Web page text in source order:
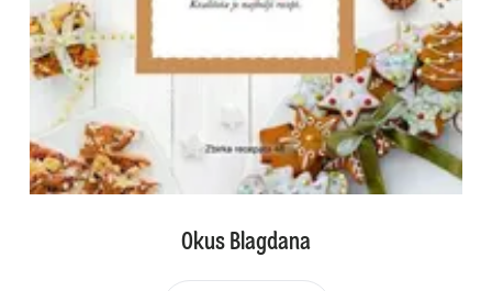
Okus Blagdana